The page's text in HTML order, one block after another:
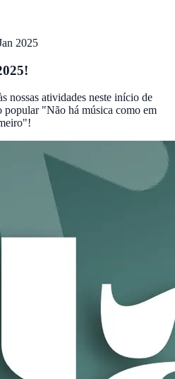
2025
nossas atividades neste início de
popular "Não há música como em